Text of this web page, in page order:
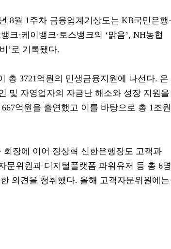
8월 1주차 금융업계기상도는 KB국민은행·
크·케이뱅크·토스뱅크의 ‘맑음’, NH농협
’로 기록됐다.
총 3721억원의 민생금융지원에 나선다. 은
및 자영업자의 자금난 해소와 성장 지원을
억원을 출연했고 이를 바탕으로 총 1조원
장에 이어 정상혁 신한은행장도 고객과
문위원과 디지털플랫폼 파워유저 등 총 6명
의견을 청취했다. 올해 고객자문위원에는